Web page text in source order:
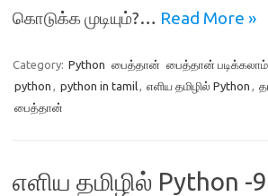
கொடுக்க முடியும்?… Read More »
Category: Python பைத்தான் பைத்தான்
python , python in tamil, எளிய தமிழில் Python ,
பைத்தான்
எளிய தமிழில் Python -9